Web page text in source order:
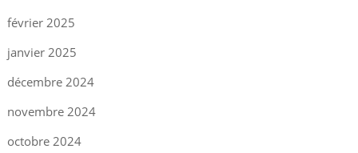
février 2025
janvier 2025
décembre 2024
novembre 2024
octobre 2024